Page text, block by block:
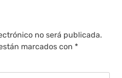
no será publicada.
marcados con *